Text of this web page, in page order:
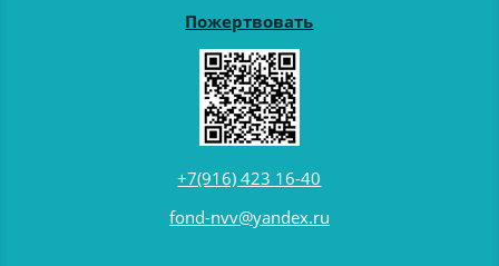
Пожертвовать
+7(916) 423 16-40
fond-nvv@yandex.ru